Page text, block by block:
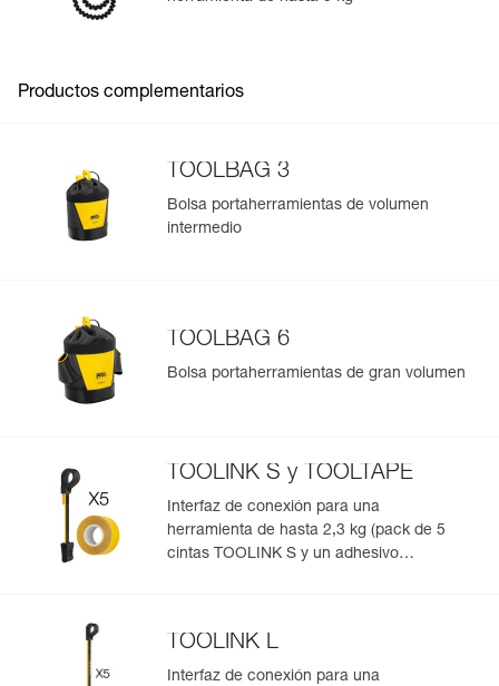
cargará automáticamente.
fabricación.
Más información
Productos complementarios
TOOLBAG 3
Bolsa portaherramientas de volumen
intermedio
TOOLBAG 6
Bolsa portaherramientas de gran volumen
TOOLINK S y TOOLTAPE
Interfaz de conexión para una
herramienta de hasta 2,3 kg (pack de 5
cintas TOOLINK S y un adhesivo
TOOLINK L
Interfaz de conexión para una